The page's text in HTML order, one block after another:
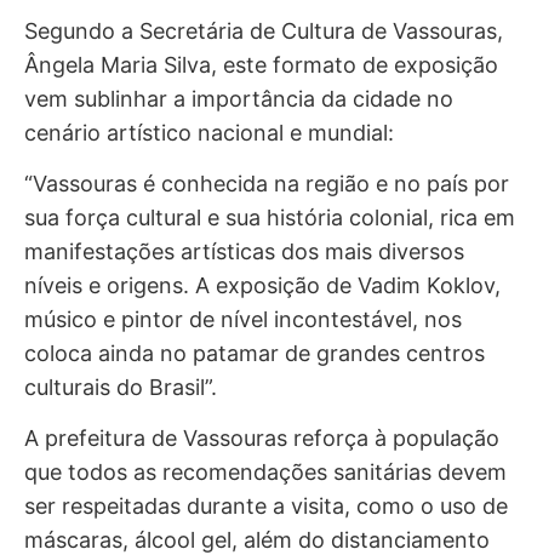
Segundo a Secretária de Cultura de Vassouras,
Ângela Maria Silva, este formato de exposição
vem sublinhar a importância da cidade no
cenário artístico nacional e mundial:
“Vassouras é conhecida na região e no país por
sua força cultural e sua história colonial, rica em
manifestações artísticas dos mais diversos
níveis e origens. A exposição de Vadim Koklov,
músico e pintor de nível incontestável, nos
coloca ainda no patamar de grandes centros
culturais do Brasil”.
A prefeitura de Vassouras reforça à população
que todos as recomendações sanitárias devem
ser respeitadas durante a visita, como o uso de
máscaras, álcool gel, além do distanciamento